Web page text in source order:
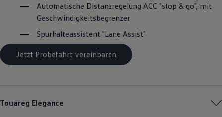
Volkswagen R
Pannen- und Unfallhilfe
Volkswagen Kundenbetreuung
Automatische Distanzregelung ACC "stop & go", mit
Geschwindigkeitsbegrenzer
Spurhalteassistent "Lane Assist"
Jetzt Probefahrt vereinbaren
Touareg Elegance